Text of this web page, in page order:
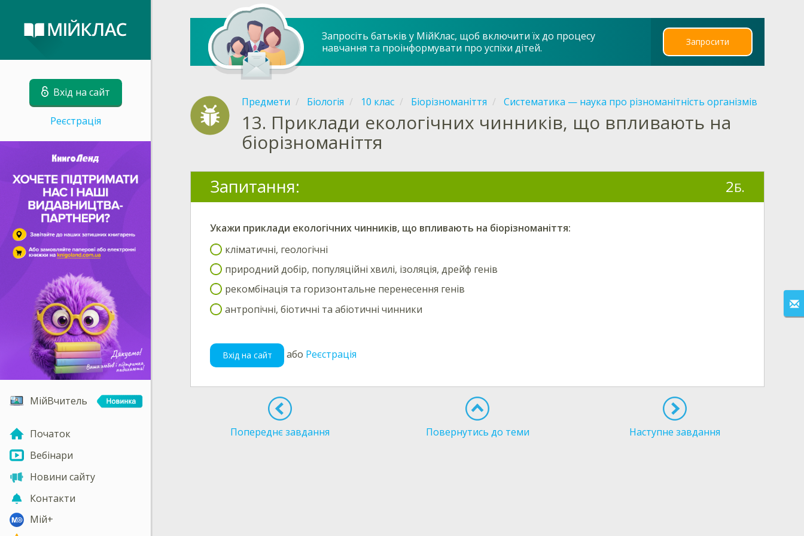
Вхід на сайт
Реєстрація
МійВчитель
Початок
Вебінари
Новини сайту
Контакти
Мій+
Запросіть батьків у МійКлас, щоб включити їх до процесу
навчання та проінформувати про успіхи дітей.
Запросити
Предмети Біологія 10 клас Біорізноманіття Систематика — наука про різноманітність організмів
13. Приклади екологічних чинників, що впливають на
біорізноманіття
Запитання: 2Б.
Укажи приклади екологічних чинників, що впливають на біорізноманіття:
кліматичні, геологічні
природний добір, популяційні хвилі, ізоляція, дрейф генів
рекомбінація та горизонтальне перенесення генів
антропічні, біотичні та абіотичні чинники
Вхід на сайт або Реєстрація
Попереднє завдання Повернутись до теми Наступне завдання